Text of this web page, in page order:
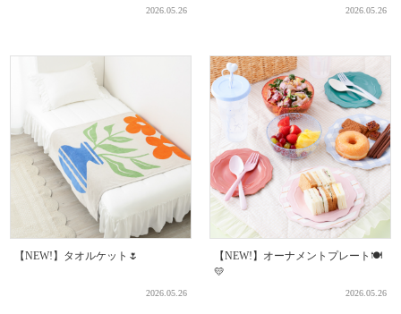
2026.05.26 2026.05.26
【NEW!】タオルケット🌷
2026.05.26
【NEW!】オーナメントプレート🍽️
💛
2026.05.26